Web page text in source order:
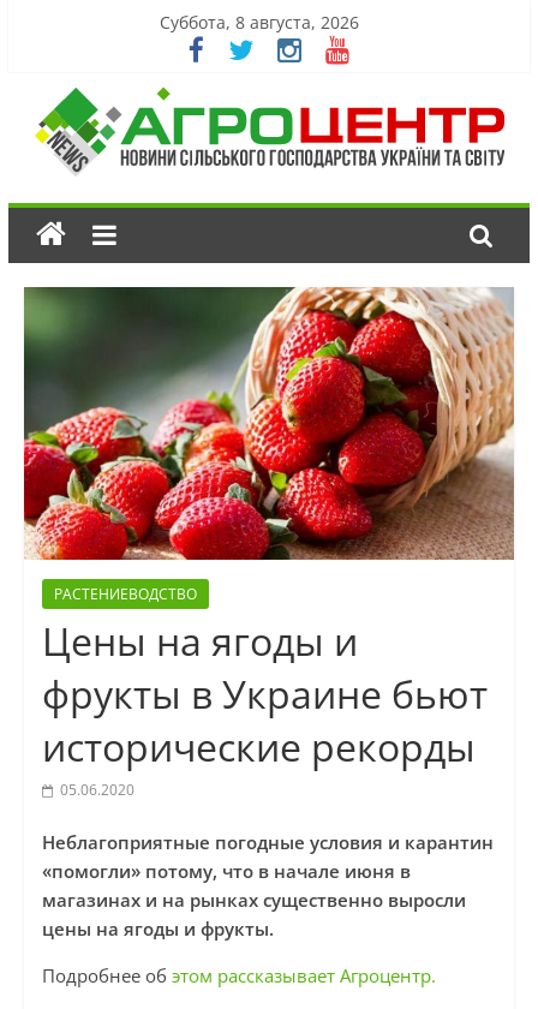
Суббота, 8 августа, 2026
РАСТЕНИЕВОДСТВО
Цены на ягоды и
фрукты в Украине бьют
исторические рекорды
05.06.2020
Неблагоприятные погодные условия и карантин
«помогли» потому, что в начале июня в
магазинах и на рынках существенно выросли
цены на ягоды и фрукты.
Подробнее об этом рассказывает Агроцентр.